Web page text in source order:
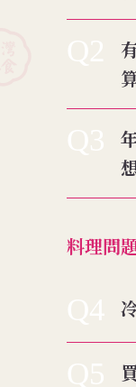
料理問